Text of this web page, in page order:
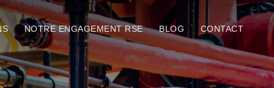
NOTRE ENGAGEMENT RSE BLOG CONTACT